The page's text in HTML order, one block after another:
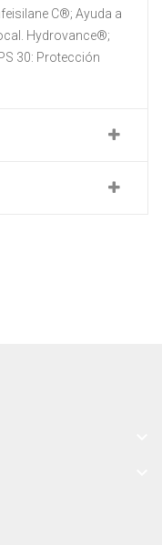
C®; Ayuda a
Hydrovance®;
30: Protección